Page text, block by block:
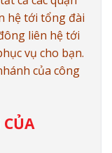
hệ tới tổng đài
liên hệ tới
vụ cho bạn.
của công